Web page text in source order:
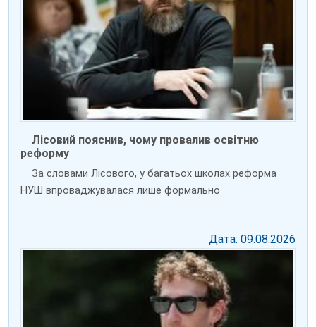
Лісовий пояснив, чому провалив освітню
реформу
За словами Лісового, у багатьох школах реформа
НУШ впроваджувалася лише формально
Дата: 09.08.2026